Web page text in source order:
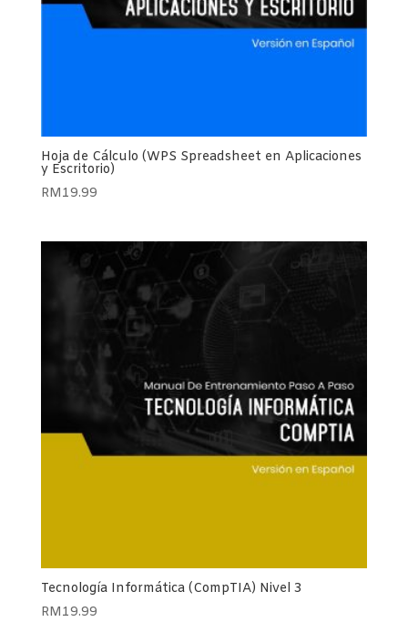
Hoja de Cálculo (WPS Spreadsheet en Aplicaciones
y Escritorio)
RM19.99
Tecnología Informática (CompTIA) Nivel 3
RM19.99